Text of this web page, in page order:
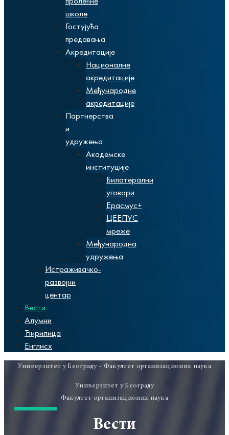
школе
Гостујућа
предавања
Акредитације
Националне
акредитације
Међународне
акредитације
Партнерства
и
удружења
Академске
институције
Билатерални
уговори
Ерасмус+
ЦЕЕПУС
мреже
Међународна
удружења
Истраживачко-
развојни
центар
Вести
Алумни
Ћирилица
Енглисх
Универзитет у Београду – Факултет организационих наука
Универзитет у Београду
Факултет организационих наука
Вести